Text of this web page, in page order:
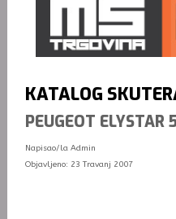
KATALOG
PEUGEOT
Napisao/la Admin
Objavljeno: 23 Travanj 2007